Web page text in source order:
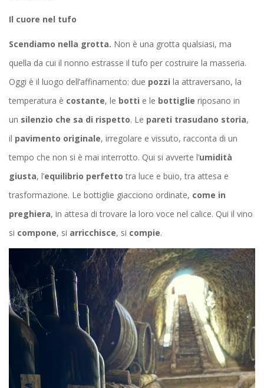
Il cuore nel tufo
Scendiamo nella grotta. Non è una grotta qualsiasi, ma
quella da cui il nonno estrasse il tufo per costruire la masseria.
Oggi è il luogo dell’affinamento: due pozzi la attraversano, la
temperatura è costante, le botti e le bottiglie riposano in
un silenzio che sa di rispetto. Le pareti trasudano storia,
il pavimento originale, irregolare e vissuto, racconta di un
tempo che non si è mai interrotto. Qui si avverte l’umidità
giusta, l’equilibrio perfetto tra luce e buio, tra attesa e
trasformazione. Le bottiglie giacciono ordinate, come in
preghiera, in attesa di trovare la loro voce nel calice. Qui il vino
si compone, si arricchisce, si compie.